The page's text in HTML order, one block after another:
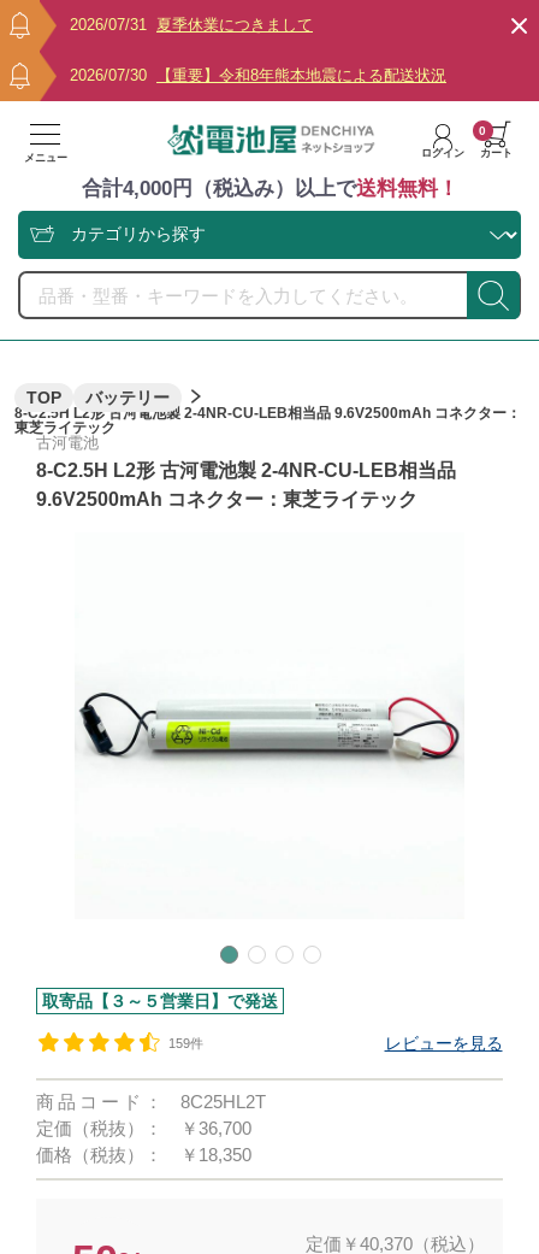
2026/07/31 夏季休業につきまして
2026/07/30 【重要】令和8年熊本地震による配送状況
メニュー ログイン カート
0
合計4,000円（税込み）以上で送料無料！
TOP バッテリー
8-C2.5H L2形 古河電池製 2-4NR-CU-LEB相当品 9.6V2500mAh コネクター：
東芝ライテック
古河電池
8-C2.5H L2形 古河電池製 2-4NR-CU-LEB相当品
9.6V2500mAh コネクター：東芝ライテック
取寄品【３～５営業日】で発送
159件 レビューを見る
商品コード：
8C25HL2T
定価（税抜）：
￥36,700
価格（税抜）：
￥18,350
定価￥40,370（税込）